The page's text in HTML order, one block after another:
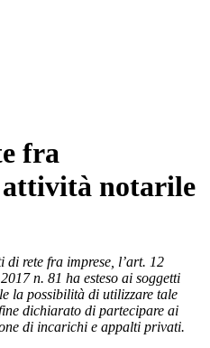
fra
attività notarile
rete fra imprese, l’art. 12
n. 81 ha esteso ai soggetti
la possibilità di utilizzare tale
dichiarato di partecipare ai
di incarichi e appalti privati.